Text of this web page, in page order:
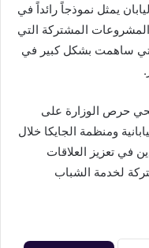
يمثل نموذجاً رائداً في
المشتركة التي
ساهمت بشكل كبير في
حرص الوزارة على
ومنظمة الجايكا خلال
في تعزيز العلاقات
لخدمة الشباب